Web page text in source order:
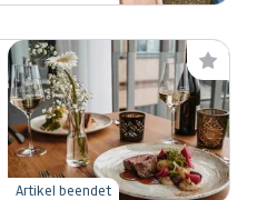
Artikel beendet